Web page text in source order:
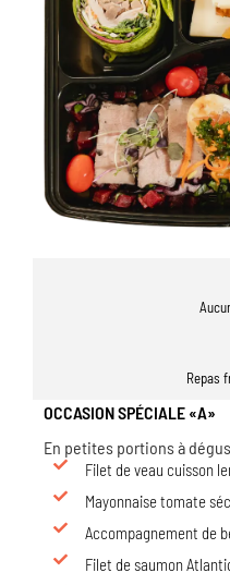
Repas
OCCASION SPÉCIALE «A»
En petites portions à
Filet de veau cuisson
Mayonnaise tomate
Accompagnement de
Filet de saumon